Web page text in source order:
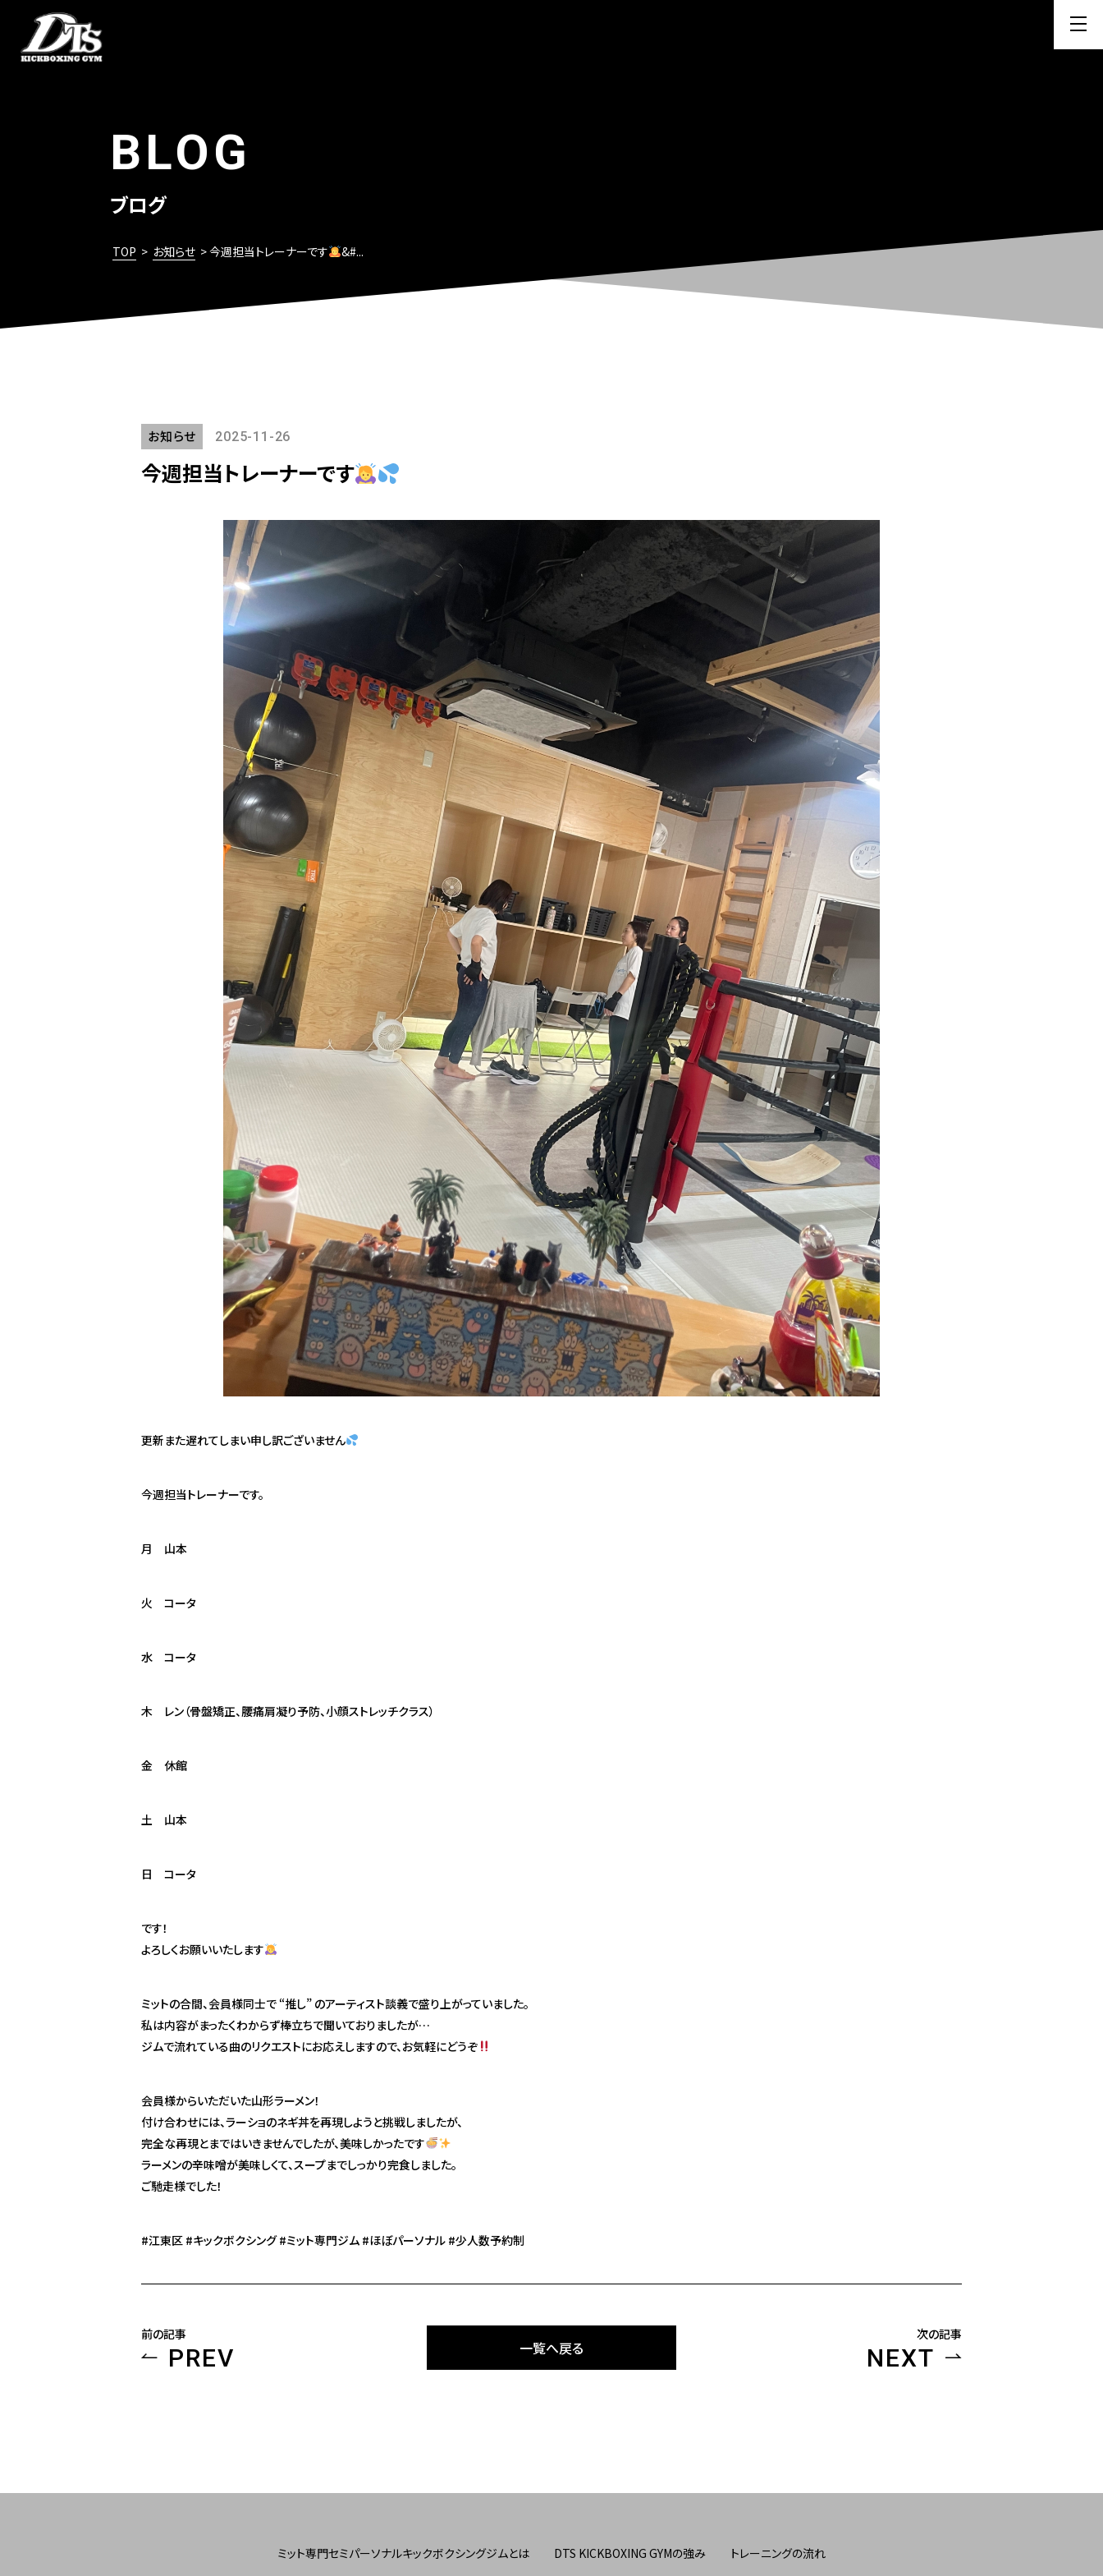
BLOG
ブログ
TOP > お知らせ > 今週担当トレーナーです ‍&#...
お知らせ 2025-11-26
今週担当トレーナーです
更新また遅れてしまい申し訳ございません
今週担当トレーナーです。
月 山本
火 コータ
水 コータ
木 レン（骨盤矯正、腰痛肩凝り予防、小顔ストレッチクラス）
金 休館
土 山本
日 コータ
です！
よろしくお願いいたします
ミットの合間、会員様同士で “推し” のアーティスト談義で盛り上がっていました。
私は内容がまったくわからず棒立ちで聞いておりましたが…
ジムで流れている曲のリクエストにお応えしますので、お気軽にどうぞ
会員様からいただいた山形ラーメン！
付け合わせには、ラーショのネギ丼を再現しようと挑戦しましたが、
完全な再現とまではいきませんでしたが、美味しかったです
ラーメンの辛味噌が美味しくて、スープまでしっかり完食しました。
ご馳走様でした！
#江東区 #キックボクシング #ミット専門ジム #ほぼパーソナル #少人数予約制
前の記事
PREV 一覧へ戻る
次の記事
NEXT
ミット専門セミパーソナルキックボクシングジムとは DTS KICKBOXING GYMの強み トレーニングの流れ